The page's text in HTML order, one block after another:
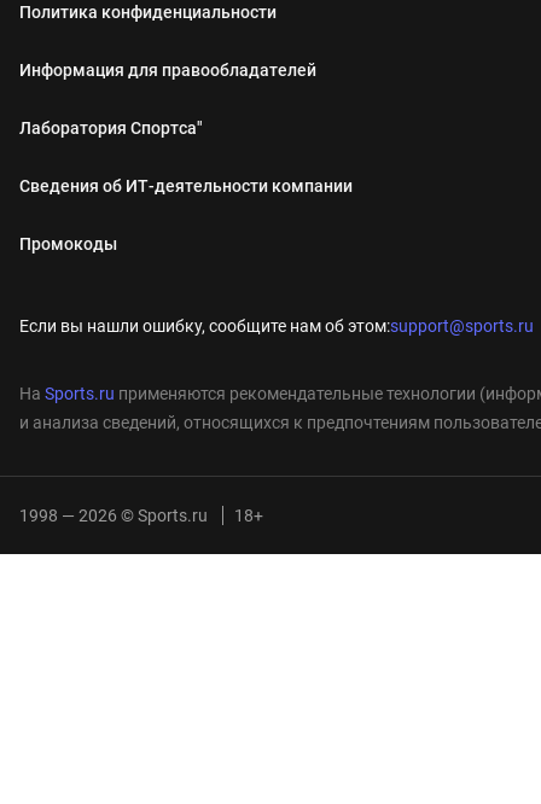
Политика конфиденциальности
Информация для правообладателей
Лаборатория Спортса"
Сведения об ИТ‑деятельности компании
Промокоды
Если вы нашли ошибку, сообщите нам об этом:support@sports.ru
На Sports.ru применяются рекомендательные технологии
и анализа сведений, относящихся к предпочтениям
1998 — 2026 © Sports.ru 18+